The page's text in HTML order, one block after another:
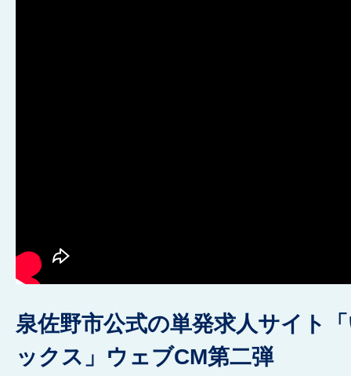
泉佐野市公式の単発求人サイト
ックス」ウェブCM第二弾